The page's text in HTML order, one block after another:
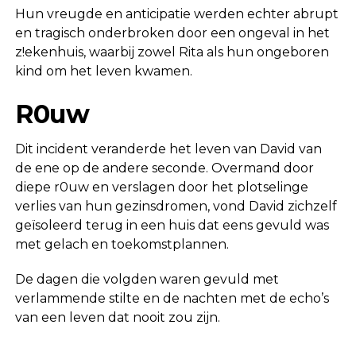
Hun vreugde en anticipatie werden echter abrupt
en tragisch onderbroken door een ongeval in het
z!ekenhuis, waarbij zowel Rita als hun ongeboren
kind om het leven kwamen.
R0uw
Dit incident veranderde het leven van David van
de ene op de andere seconde. Overmand door
diepe r0uw en verslagen door het plotselinge
verlies van hun gezinsdromen, vond David zichzelf
geïsoleerd terug in een huis dat eens gevuld was
met gelach en toekomstplannen.
De dagen die volgden waren gevuld met
verlammende stilte en de nachten met de echo’s
van een leven dat nooit zou zijn.